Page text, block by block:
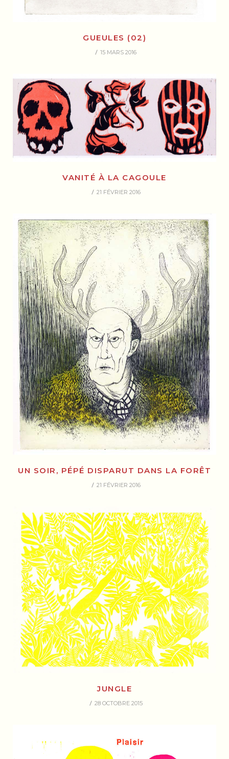
GUEULES (02)
15 MARS 2016
VANITÉ À LA CAGOULE
21 FÉVRIER 2016
UN SOIR, PÉPÉ DISPARUT DANS LA FORÊT
21 FÉVRIER 2016
JUNGLE
28 OCTOBRE 2015